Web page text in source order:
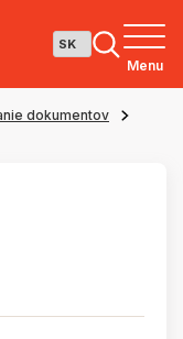
Menu
dokumentov